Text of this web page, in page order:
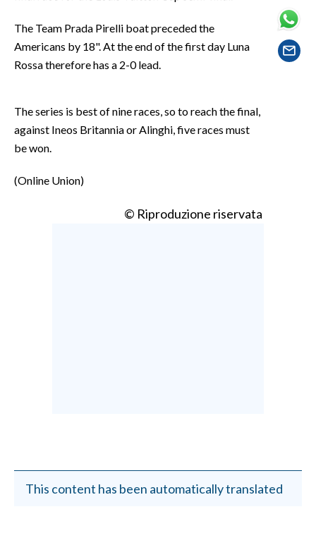
FOTO
VIDEO
ANNUNCI
PUBBLICITÀ
The Team Prada Pirelli boat preceded the
Americans by 18". At the end of the first day Luna
Rossa therefore has a 2-0 lead.
The series is best of nine races, so to reach the final,
against Ineos Britannia or Alinghi, five races must
be won.
(Online Union)
© Riproduzione riservata
This content has been automatically translated